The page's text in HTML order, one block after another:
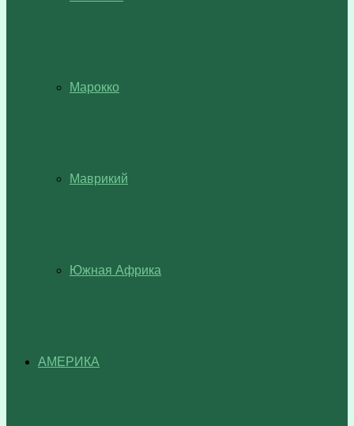
Марокко
Маврикий
Южная Африка
АМЕРИКА